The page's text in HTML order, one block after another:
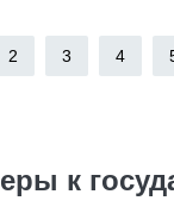
2 3 4
к